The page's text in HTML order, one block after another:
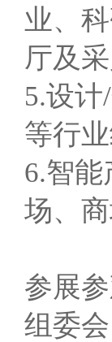
业、
厅及
5.设
等行
6.智
场、
参展
组委